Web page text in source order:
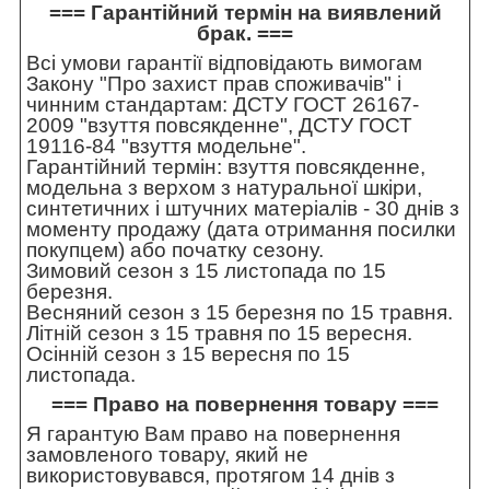
=== Гарантійний термін на виявлений
брак. ===
Всі умови гарантії відповідають вимогам
Закону "Про захист прав споживачів" і
чинним стандартам: ДСТУ ГОСТ 26167-
2009 "взуття повсякденне", ДСТУ ГОСТ
19116-84 "взуття модельне".
Гарантійний термін: взуття повсякденне,
модельна з верхом з натуральної шкіри,
синтетичних і штучних матеріалів - 30 днів з
моменту продажу (дата отримання посилки
покупцем) або початку сезону.
Зимовий сезон з 15 листопада по 15
березня.
Весняний сезон з 15 березня по 15 травня.
Літній сезон з 15 травня по 15 вересня.
Осінній сезон з 15 вересня по 15
листопада.
=== Право на повернення товару ===
Я гарантую Вам право на повернення
замовленого товару, який не
використовувався, протягом 14 днів з